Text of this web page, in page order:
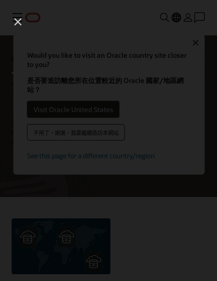
功能表
Would you like to visit an Oracle country site closer
to you?
是否要造訪離您所在位置較近的 Oracle 國家/地區網
站？
Visit Oracle United States
不用了，謝謝，我要繼續造訪本網站
See this page for a different country/region
Oracle Exadata
Oracle Exadata 是一個企業資料庫平台，可執行任何規模和重要
性的 Oracle AI Database 工作負載，並具備高效能、可用性和安
全性。Exadata 的橫向擴展設計採用獨特的最佳化技術，提高交
易處理、分析、AI 代理和混合工作負載的執行速度與效率。將各
種 Oracle AI Database 工作負載整合至企業資料中心、Oracle
Cloud Infrastructure (OCI) 和多雲環境中的 Exadata 平台，可協
助組織提高營運效率、減少 IT 管理並降低成本。